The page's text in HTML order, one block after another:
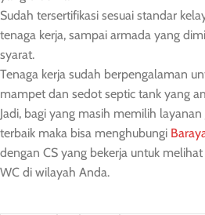
Sudah tersertifikasi sesuai standar
tenaga kerja, sampai armada yang
syarat.
Tenaga kerja sudah berpengalaman
mampet dan sedot septic tank yang
Jadi, bagi yang masih memilih
terbaik maka bisa menghubungi
dengan CS yang bekerja untuk
WC di wilayah Anda.